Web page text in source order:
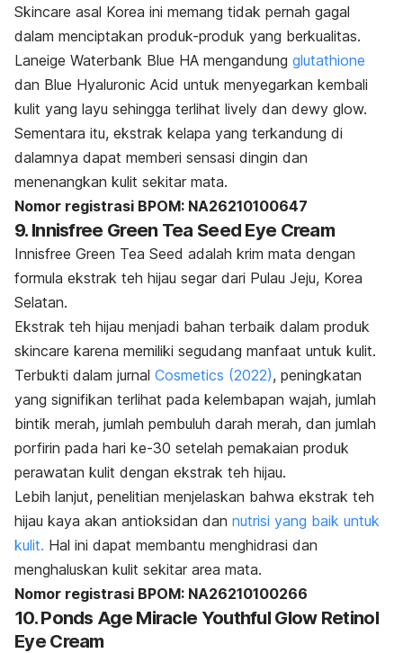
Skincare asal Korea ini memang tidak pernah gagal
dalam menciptakan produk-produk yang berkualitas.
Laneige Waterbank Blue HA mengandung glutathione
dan Blue Hyaluronic Acid untuk menyegarkan kembali
kulit yang layu sehingga terlihat lively dan dewy glow.
Sementara itu, ekstrak kelapa yang terkandung di
dalamnya dapat memberi sensasi dingin dan
menenangkan kulit sekitar mata.
Nomor registrasi BPOM: NA26210100647
9. Innisfree Green Tea Seed Eye Cream
Innisfree Green Tea Seed adalah krim mata dengan
formula ekstrak teh hijau segar dari Pulau Jeju, Korea
Selatan.
Ekstrak teh hijau menjadi bahan terbaik dalam produk
skincare karena memiliki segudang manfaat untuk kulit.
Terbukti dalam jurnal Cosmetics (2022), peningkatan
yang signifikan terlihat pada kelembapan wajah, jumlah
bintik merah, jumlah pembuluh darah merah, dan jumlah
porfirin pada hari ke-30 setelah pemakaian produk
perawatan kulit dengan ekstrak teh hijau.
Lebih lanjut, penelitian menjelaskan bahwa ekstrak teh
hijau kaya akan antioksidan dan nutrisi yang baik untuk
kulit. Hal ini dapat membantu menghidrasi dan
menghaluskan kulit sekitar area mata.
Nomor registrasi BPOM: NA26210100266
10. Ponds Age Miracle Youthful Glow Retinol
Eye Cream